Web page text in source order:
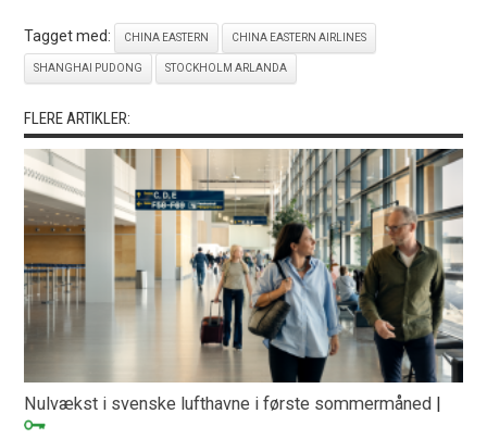
Tagget med: CHINA EASTERN CHINA EASTERN AIRLINES
SHANGHAI PUDONG STOCKHOLM ARLANDA
FLERE ARTIKLER:
Nulvækst i svenske lufthavne i første sommermåned |